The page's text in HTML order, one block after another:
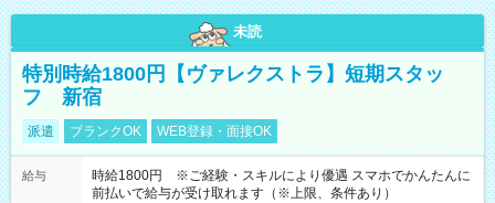
未読
特別時給1800円【ヴァレクストラ】短期スタッ
フ 新宿
派遣 ブランクOK WEB登録・面接OK
給与
時給1800円 ※ご経験・スキルにより優遇 スマホでかんたんに
前払いで給与が受け取れます（※上限、条件あり）